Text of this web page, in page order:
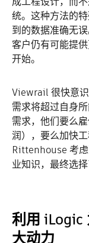
统。这种方法的
到的数据准确无
客户仍有可能提
开始。
Viewrail 很快意
需求将超过自身
需求，他们要么
润），要么加快
Rittenhouse 考
业知识，最终选择
利用 iLogic
大动力